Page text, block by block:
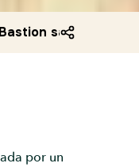
Bastion san remy
por un